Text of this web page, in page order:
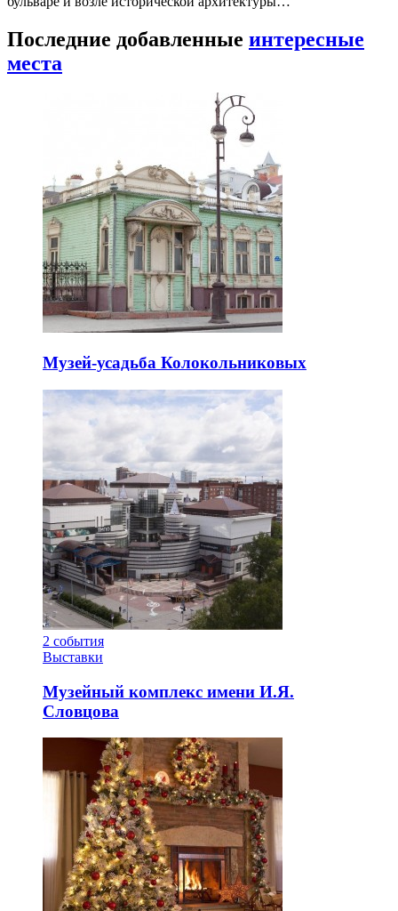
Последние добавленные интересные
места
Музей-усадьба Колокольниковых
2 события
Выставки
Музейный комплекс имени И.Я.
Словцова